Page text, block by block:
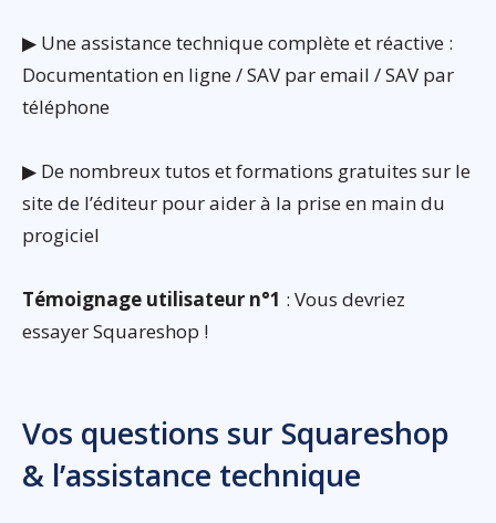
▶ Une assistance technique complète et réactive :
Documentation en ligne / SAV par email / SAV par
téléphone
▶ De nombreux tutos et formations gratuites sur le
site de l’éditeur pour aider à la prise en main du
progiciel
Témoignage utilisateur n°1 : Vous devriez
essayer Squareshop !
Vos questions sur Squareshop
& l’assistance technique